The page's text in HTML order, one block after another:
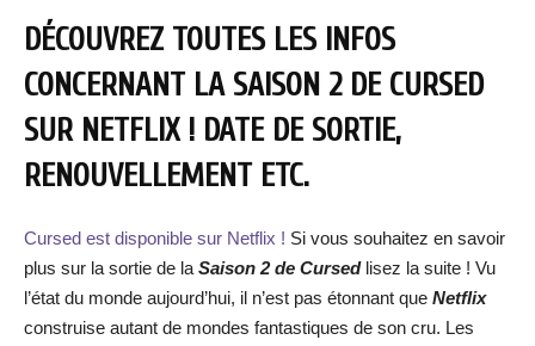
DÉCOUVREZ TOUTES LES INFOS
CONCERNANT LA SAISON 2 DE CURSED
SUR NETFLIX ! DATE DE SORTIE,
RENOUVELLEMENT ETC.
Cursed est disponible sur Netflix ! Si vous souhaitez en savoir
plus sur la sortie de la Saison 2 de Cursed lisez la suite ! Vu
l’état du monde aujourd’hui, il n’est pas étonnant que Netflix
construise autant de mondes fantastiques de son cru. Les